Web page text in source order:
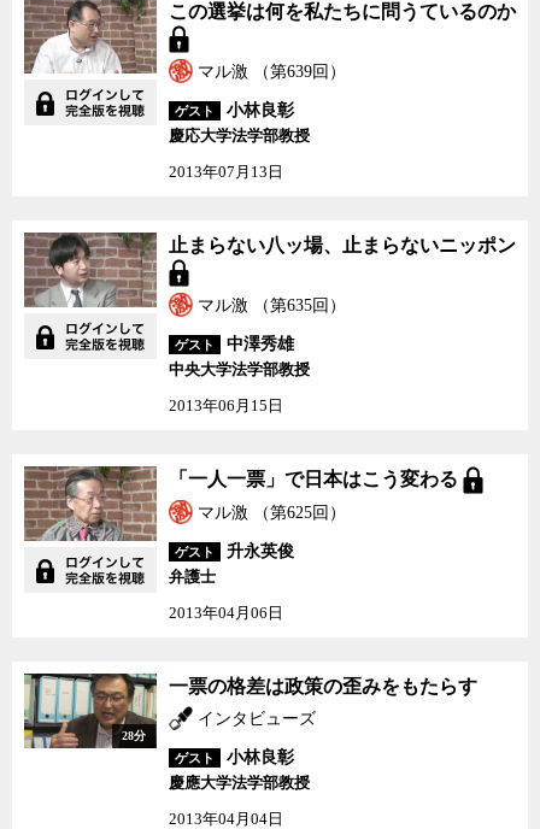
この選挙は何を私たちに
問うているのか
この選挙は何を私たちに問うているのか
マル激 （第639回）
ゲスト
小林良彰
慶応大学法学部教授
2013年07月13日
止まらない八ッ場、止ま
らないニッポン
止まらない八ッ場、止まらないニッポン
マル激 （第635回）
ゲスト
中澤秀雄
中央大学法学部教授
2013年06月15日
「一人一票」で日本はこ
う変わる
「一人一票」で日本はこう変わる
マル激 （第625回）
ゲスト
升永英俊
弁護士
2013年04月06日
一票の格差は政策の歪み
をもたらす
28分
一票の格差は政策の歪みをもたらす
インタビューズ
ゲスト
小林良彰
慶應大学法学部教授
2013年04月04日